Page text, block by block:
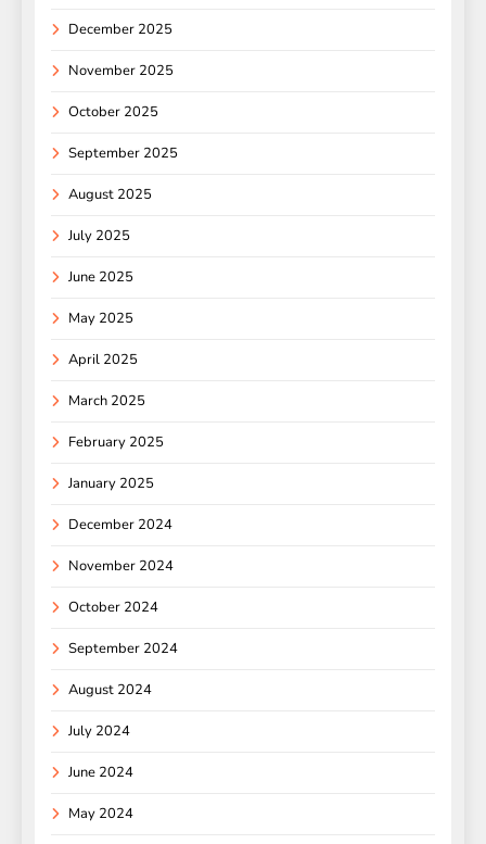
December 2025
November 2025
October 2025
September 2025
August 2025
July 2025
June 2025
May 2025
April 2025
March 2025
February 2025
January 2025
December 2024
November 2024
October 2024
September 2024
August 2024
July 2024
June 2024
May 2024